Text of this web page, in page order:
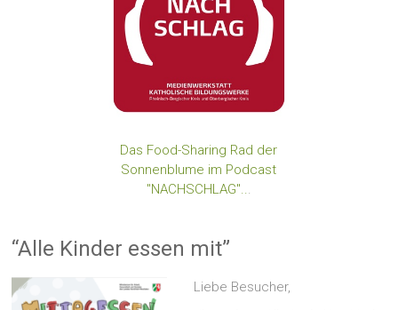
Das Food-Sharing Rad der
Sonnenblume im Podcast
"NACHSCHLAG"...
“Alle Kinder essen mit”
Liebe Besucher,